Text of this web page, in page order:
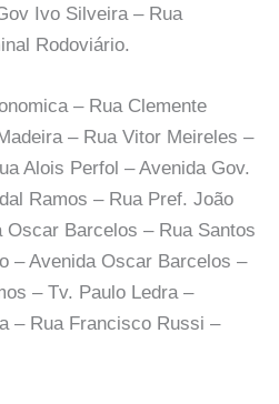
Ivo Silveira – Rua
Rodoviário.
– Rua Clemente
– Rua Vitor Meireles –
Alois Perfol – Avenida Gov.
Ramos – Rua Pref. João
Oscar Barcelos – Rua Santos
– Avenida Oscar Barcelos –
– Tv. Paulo Ledra –
– Rua Francisco Russi –